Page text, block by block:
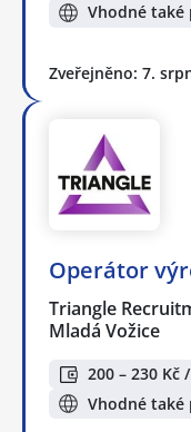
Vhodné také
Zveřejněno: 7.
Operátor
Triangle
Mladá Vožice
200 – 230 Kč
Vhodné také